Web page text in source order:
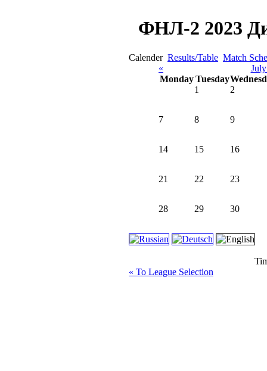
ФНЛ-2 2023
Calender Results/Table Match
«
Monday Tuesday
1
2
7 8 9
14 15 16
21 22 23
28 29 30
« To League Selection